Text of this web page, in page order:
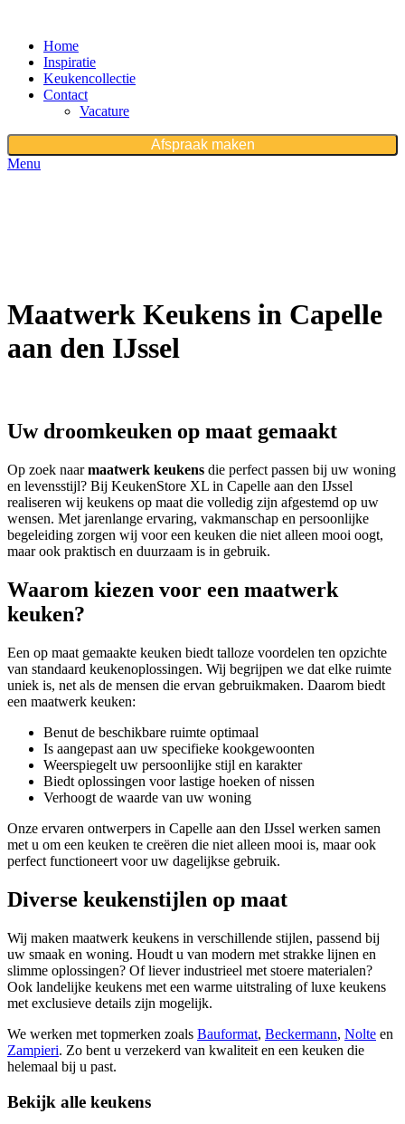
Home
Inspiratie
Keukencollectie
Contact
Vacature
Afspraak maken
Menu
Maatwerk Keukens in Capelle
aan den IJssel
Uw droomkeuken op maat gemaakt
Op zoek naarmaatwerk keukens die perfect passen bij uw woning
en levensstijl? Bij KeukenStore XL in Capelle aan den IJssel
realiseren wij keukens op maat die volledig zijn afgestemd op uw
wensen. Met jarenlange ervaring, vakmanschap en persoonlijke
begeleiding zorgen wij voor een keuken die niet alleen mooi oogt,
maar ook praktisch en duurzaam is in gebruik.
Waarom kiezen voor een maatwerk
keuken?
Een op maat gemaakte keuken biedt talloze voordelen ten opzichte
van standaard keukenoplossingen. Wij begrijpen we dat elke ruimte
uniek is, net als de mensen die ervan gebruikmaken. Daarom biedt
een maatwerk keuken:
Benut de beschikbare ruimte optimaal
Is aangepast aan uw specifieke kookgewoonten
Weerspiegelt uw persoonlijke stijl en karakter
Biedt oplossingen voor lastige hoeken of nissen
Verhoogt de waarde van uw woning
Onze ervaren ontwerpers in Capelle aan den IJssel werken samen
met u om een keuken te creëren die niet alleen mooi is, maar ook
perfect functioneert voor uw dagelijkse gebruik.
Diverse keukenstijlen op maat
Wij maken maatwerk keukens in verschillende stijlen, passend bij
uw smaak en woning. Houdt u van modern met strakke lijnen en
slimme oplossingen? Of liever industrieel met stoere materialen?
Ook landelijke keukens met een warme uitstraling of luxe keukens
met exclusieve details zijn mogelijk.
We werken met topmerken zoals Bauformat, Beckermann, Nolte en
Zampieri. Zo bent u verzekerd van kwaliteit en een keuken die
helemaal bij u past.
Bekijk alle keukens